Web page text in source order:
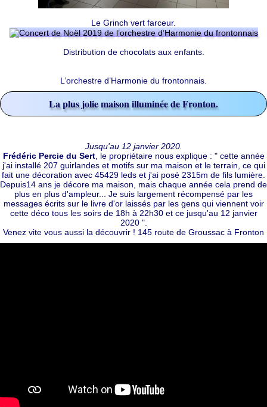
Le Grinch vert farceur.
Distribution de chocolats aux enfants.
L’orchestre d’Harmonie du frontonnais.
La plus jolie maison illuminée de Fronton.
Jusqu'au 12 janvier 2020.
Frédéric Percie du Sert, le propriétaire nous explique : " cette année
j'ai installé 207 guirlandes et motifs sur ma maison et le terrain, ce qui
fait une décoration avec 45429 leds et j'ai posé 2315m de fils lumière.
Depuis14 ans je décore ma maison, mais chaque année cela prend de
plus en plus d'ampleur... Je suis largement récompensé par les
messages écrits sur le livre d'or laissés par les gens qui viennent voir
cette déco tous les soirs de 18h à 22h30 et ce jusqu'au 12 janvier
2020 ".
Venez vite vous aussi la découvrir ! 145 route de Groussac à Fronton